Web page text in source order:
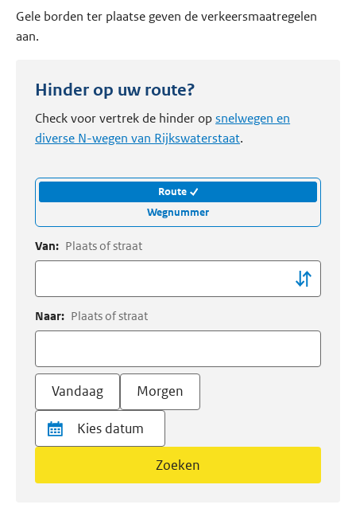
Gele borden ter plaatse geven de verkeersmaatregelen
aan.
Hinder op uw route?
Check voor vertrek de hinder opsnelwegen en
diverse N-wegen van Rijkswaterstaat.
Route
Wegnummer
Van: Plaats of straat
Naar: Plaats of straat
Vandaag Morgen
Zoeken